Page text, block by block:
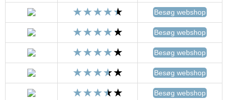
Besøg webshop
Besøg webshop
Besøg webshop
Besøg webshop
Besøg webshop